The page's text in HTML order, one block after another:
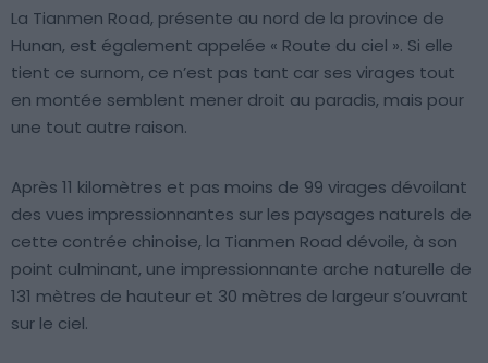
La Tianmen Road, présente au nord de la province de
Hunan, est également appelée « Route du ciel ». Si elle
tient ce surnom, ce n’est pas tant car ses virages tout
en montée semblent mener droit au paradis, mais pour
une tout autre raison.
Après 11 kilomètres et pas moins de 99 virages dévoilant
des vues impressionnantes sur les paysages naturels de
cette contrée chinoise, la Tianmen Road dévoile, à son
point culminant, une impressionnante arche naturelle de
131 mètres de hauteur et 30 mètres de largeur s’ouvrant
sur le ciel.